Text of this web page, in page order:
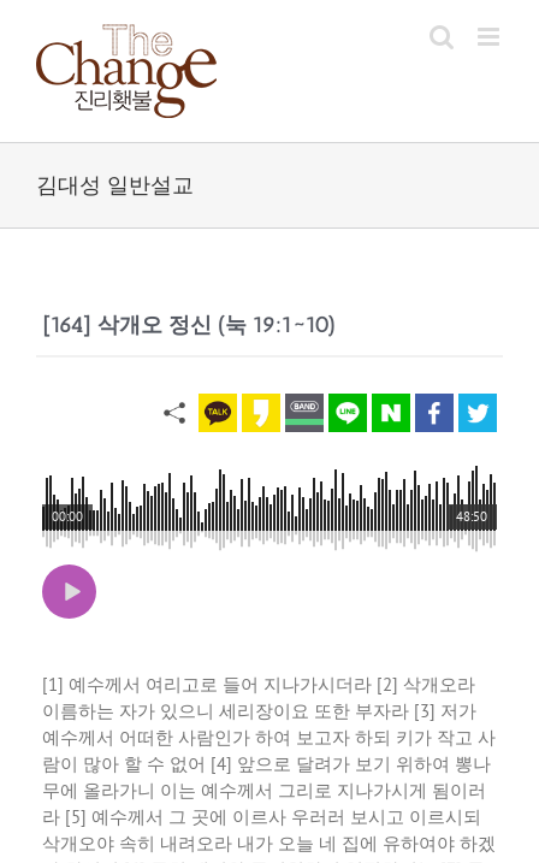
content
김대성 일반설교
[164] 삭개오 정신 (눅 19:1~10)
48:50
00:00
[1] 예수께서 여리고로 들어 지나가시더라 [2] 삭개오라
이름하는 자가 있으니 세리장이요 또한 부자라 [3] 저가
예수께서 어떠한 사람인가 하여 보고자 하되 키가 작고 사
람이 많아 할 수 없어 [4] 앞으로 달려가 보기 위하여 뽕나
무에 올라가니 이는 예수께서 그리로 지나가시게 됨이러
라 [5] 예수께서 그 곳에 이르사 우러러 보시고 이르시되
삭개오야 속히 내려오라 내가 오늘 네 집에 유하여야 하겠